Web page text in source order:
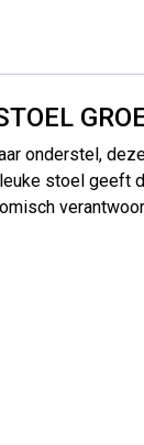
onderstel,
stoel geeft